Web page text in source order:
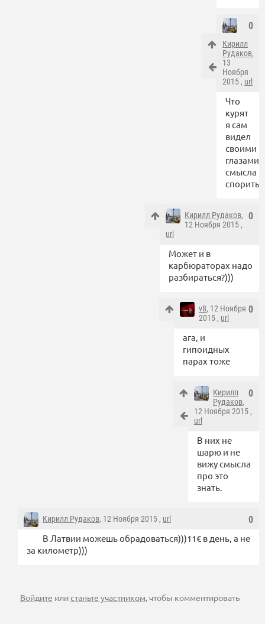
0
Кирилл
Рудаков,
13
Ноября
2015 , url
Что
курят
я сам
видел
своими
смысла
спорить.
0
Кирилл Рудаков,
12 Ноября 2015 ,
url
Может и в
карбюраторах надо
разбираться?)))
0
v8, 12 Ноября
2015 , url
ага, и
гипоидных
парах тоже
0
Кирилл
Рудаков,
12 Ноября 2015 ,
url
В них не
шарю и не
вижу смысла
про это
знать.
0
Кирилл Рудаков, 12 Ноября 2015 , url
В Латвии можешь обрадоваться)))11€ в день, а не
за километр)))
Войдите илистаньте участником, чтобы комментировать